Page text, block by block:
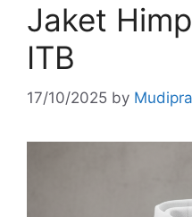
Jaket
ITB
17/10/2025 by